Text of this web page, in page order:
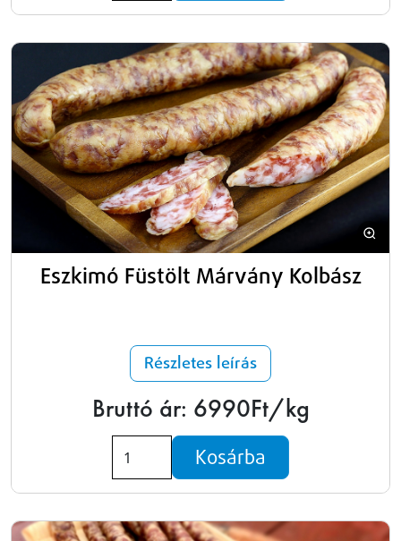
Eszkimó Füstölt Márvány Kolbász
Részletes leírás
Bruttó ár: 6990Ft/kg
Kosárba